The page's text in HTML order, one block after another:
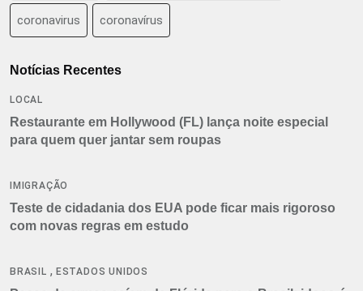
coronavirus coronavírus
Notícias Recentes
LOCAL
Restaurante em Hollywood (FL) lança noite especial
para quem quer jantar sem roupas
IMIGRAÇÃO
Teste de cidadania dos EUA pode ficar mais rigoroso
com novas regras em estudo
BRASIL , ESTADOS UNIDOS